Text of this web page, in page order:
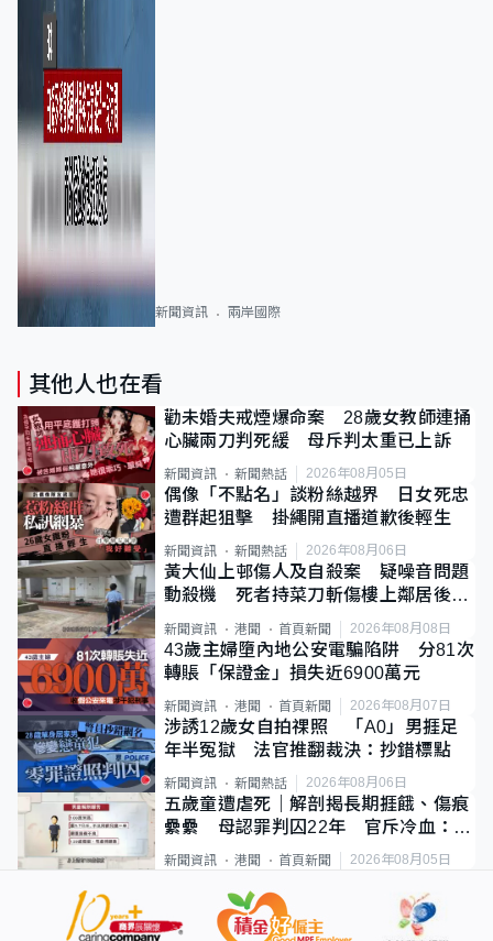
新聞資訊 兩岸國際
其他人也在看
勸未婚夫戒煙爆命案 28歲女教師連捅
心臟兩刀判死緩 母斥判太重已上訴
新聞資訊 新聞熱話 2026年08月05日
偶像「不點名」談粉絲越界 日女死忠
遭群起狙擊 掛繩開直播道歉後輕生
新聞資訊 新聞熱話 2026年08月06日
黃大仙上邨傷人及自殺案 疑噪音問題
動殺機 死者持菜刀斬傷樓上鄰居後墮
新聞資訊 港聞 首頁新聞 2026年08月08日
43歲主婦墮內地公安電騙陷阱 分81次
轉賬「保證金」損失近6900萬元
新聞資訊 港聞 首頁新聞 2026年08月07日
涉誘12歲女自拍祼照 「A0」男捱足
年半冤獄 法官推翻裁決：抄錯標點
新聞資訊 新聞熱話 2026年08月06日
五歲童遭虐死｜解剖揭長期捱餓、傷痕
纍纍 母認罪判囚22年 官斥冷血：同
類案最惡劣
新聞資訊 港聞 首頁新聞 2026年08月05日